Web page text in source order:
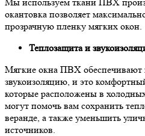
окантовка позволяет
прозрачную пленку мягких окон.
Теплозащита и
Мягкие окна ПВХ обеспечивают
звукоизоляцию, и это
которые расположены в
могут помочь вам сохранить
веранде, а также уменьшить
источников.